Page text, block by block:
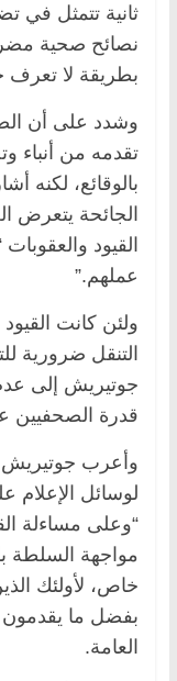
ثانية تتمثل في
نصائح صحية
بطريقة لا تعرف
وشدد على أن
تقدمه من أنباء
بالوقائع، لكنه
الجائحة يتعرض
القيود
عملهم.”
ولئن كانت
جوتيريش إلى
قدرة الصحفيين
وأعرب جوتيريش
لوسائل الإعلام
“وعلى مساءلة
مواجهة السلطة
خاص، لأولئك
بفضل ما
العامة.